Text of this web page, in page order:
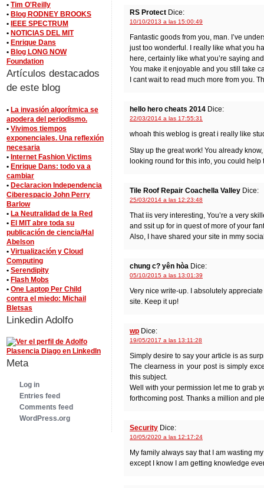
RS Protect Dice:
10/10/2013 a las 15:00:49
Fantastic goods from you, man. I’ve
just too wonderful. I really like what you
here, certainly like what you’re saying
You make it enjoyable and you still take
I cant wait to read much more from you.
hello hero cheats 2014 Dice:
22/03/2014 a las 17:55:31
whoah this weblog is great i really like
Stay up the great work! You already
looking round for this info, you could help
Tile Roof Repair Coachella Valley Dice:
25/03/2014 a las 12:23:48
That iis very interesting, You’re a very
and ssit up for in quest of more of your
Also, I have shared your site in mmy
chung c? yên hòa Dice:
05/10/2015 a las 13:01:39
Very nice write-up. I absolutely
site. Keep it up!
wp Dice:
19/05/2017 a las 13:11:28
Simply desire to say your article is as
The clearness in your post is simply
this subject.
Well with your permission let me to grab
forthcoming post. Thanks a million and
Security Dice:
10/05/2020 a las 12:17:24
My family always say that I am wasting
except I know I am getting knowledge
• Tim O'Reilly
• Blog RODNEY BROOKS
• IEEE SPECTRUM
• NOTICIAS DEL MIT
• Enrique Dans
• Blog LONG NOW
Foundation
Artículos destacados
de este blog
• La invasión algorítmica se
apodera del periodismo.
• Vivimos tiempos
exponenciales. Una reflexión
necesaria
• Internet Fashion Victims
• Enrique Dans: todo va a
cambiar
• Declaracion Independencia
Ciberespacio John Perry
Barlow
• La Neutralidad de la Red
• El MIT abre toda su
publicación de ciencia/Hal
Abelson
• Virtualización y Cloud
Computing
• Serendipity
• Flash Mobs
• One Laptop Per Child
contra el miedo: Michail
Bletsas
Linkedin Adolfo
Meta
Log in
Entries feed
Comments feed
WordPress.org